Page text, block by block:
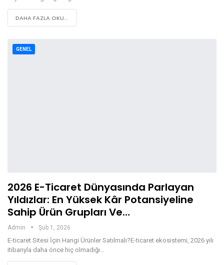
DAHA FAZLA OKU...
GENEL
2026 E-Ticaret Dünyasında Parlayan
Yıldızlar: En Yüksek Kâr Potansiyeline
Sahip Ürün Grupları Ve…
Admin Şub 1, 2026
E-ticaret Sitesi İçin Hangi Ürünler Satılmalı?E-ticaret ekosistemi, 2026 yılı
itibarıyla daha önce hiç olmadığı…